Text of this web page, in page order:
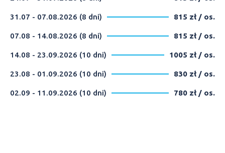
31.07 - 07.08.2026 (8 dni) 815 zł / os.
07.08 - 14.08.2026 (8 dni) 815 zł / os.
14.08 - 23.09.2026 (10 dni) 1005 zł / os.
23.08 - 01.09.2026 (10 dni) 830 zł / os.
02.09 - 11.09.2026 (10 dni) 780 zł / os.